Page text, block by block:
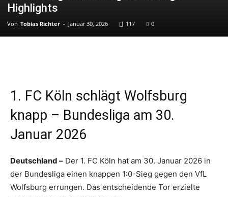
Highlights
Von Tobias Richter - Januar 30, 2026 117 0
1. FC Köln schlägt Wolfsburg
knapp – Bundesliga am 30.
Januar 2026
Deutschland – Der 1. FC Köln hat am 30. Januar 2026 in
der Bundesliga einen knappen 1:0-Sieg gegen den VfL
Wolfsburg errungen. Das entscheidende Tor erzielte